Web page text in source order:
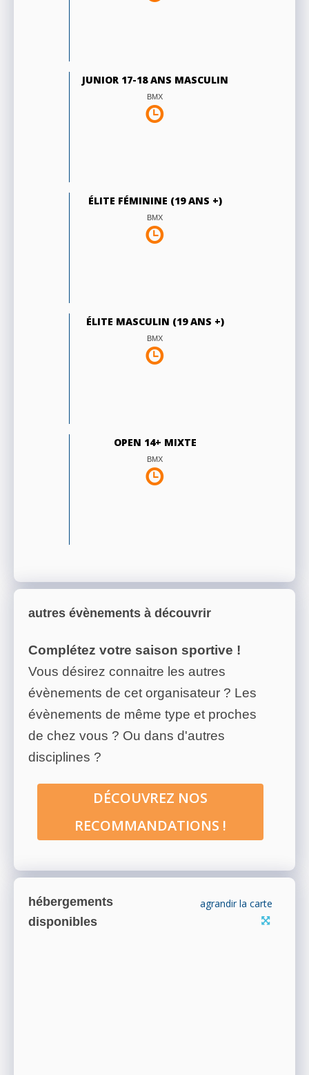
JUNIOR 17-18 ANS MASCULIN
BMX
ÉLITE FÉMININE (19 ANS +)
BMX
ÉLITE MASCULIN (19 ANS +)
BMX
OPEN 14+ MIXTE
BMX
autres évènements à découvrir
Complétez votre saison sportive !
Vous désirez connaitre les autres
évènements de cet organisateur ? Les
évènements de même type et proches
de chez vous ? Ou dans d'autres
disciplines ?
DÉCOUVREZ NOS
RECOMMANDATIONS !
hébergements
disponibles
agrandir la carte